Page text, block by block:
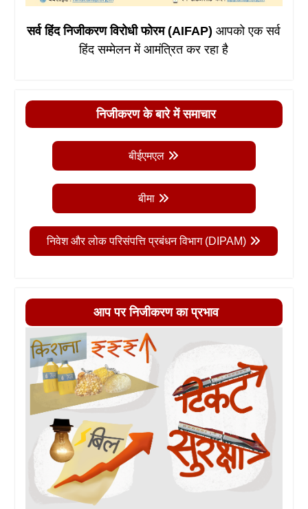
सर्व हिंद निजीकरण विरोधी फोरम (AIFAP)आपको एक सर्व
हिंद सम्मेलन में आमंत्रित कर रहा है
निजीकरण के बारे में समाचार
बीईएमएल
बीमा
निवेश और लोक परिसंपत्ति प्रबंधन विभाग (DIPAM)
आप पर निजीकरण का प्रभाव